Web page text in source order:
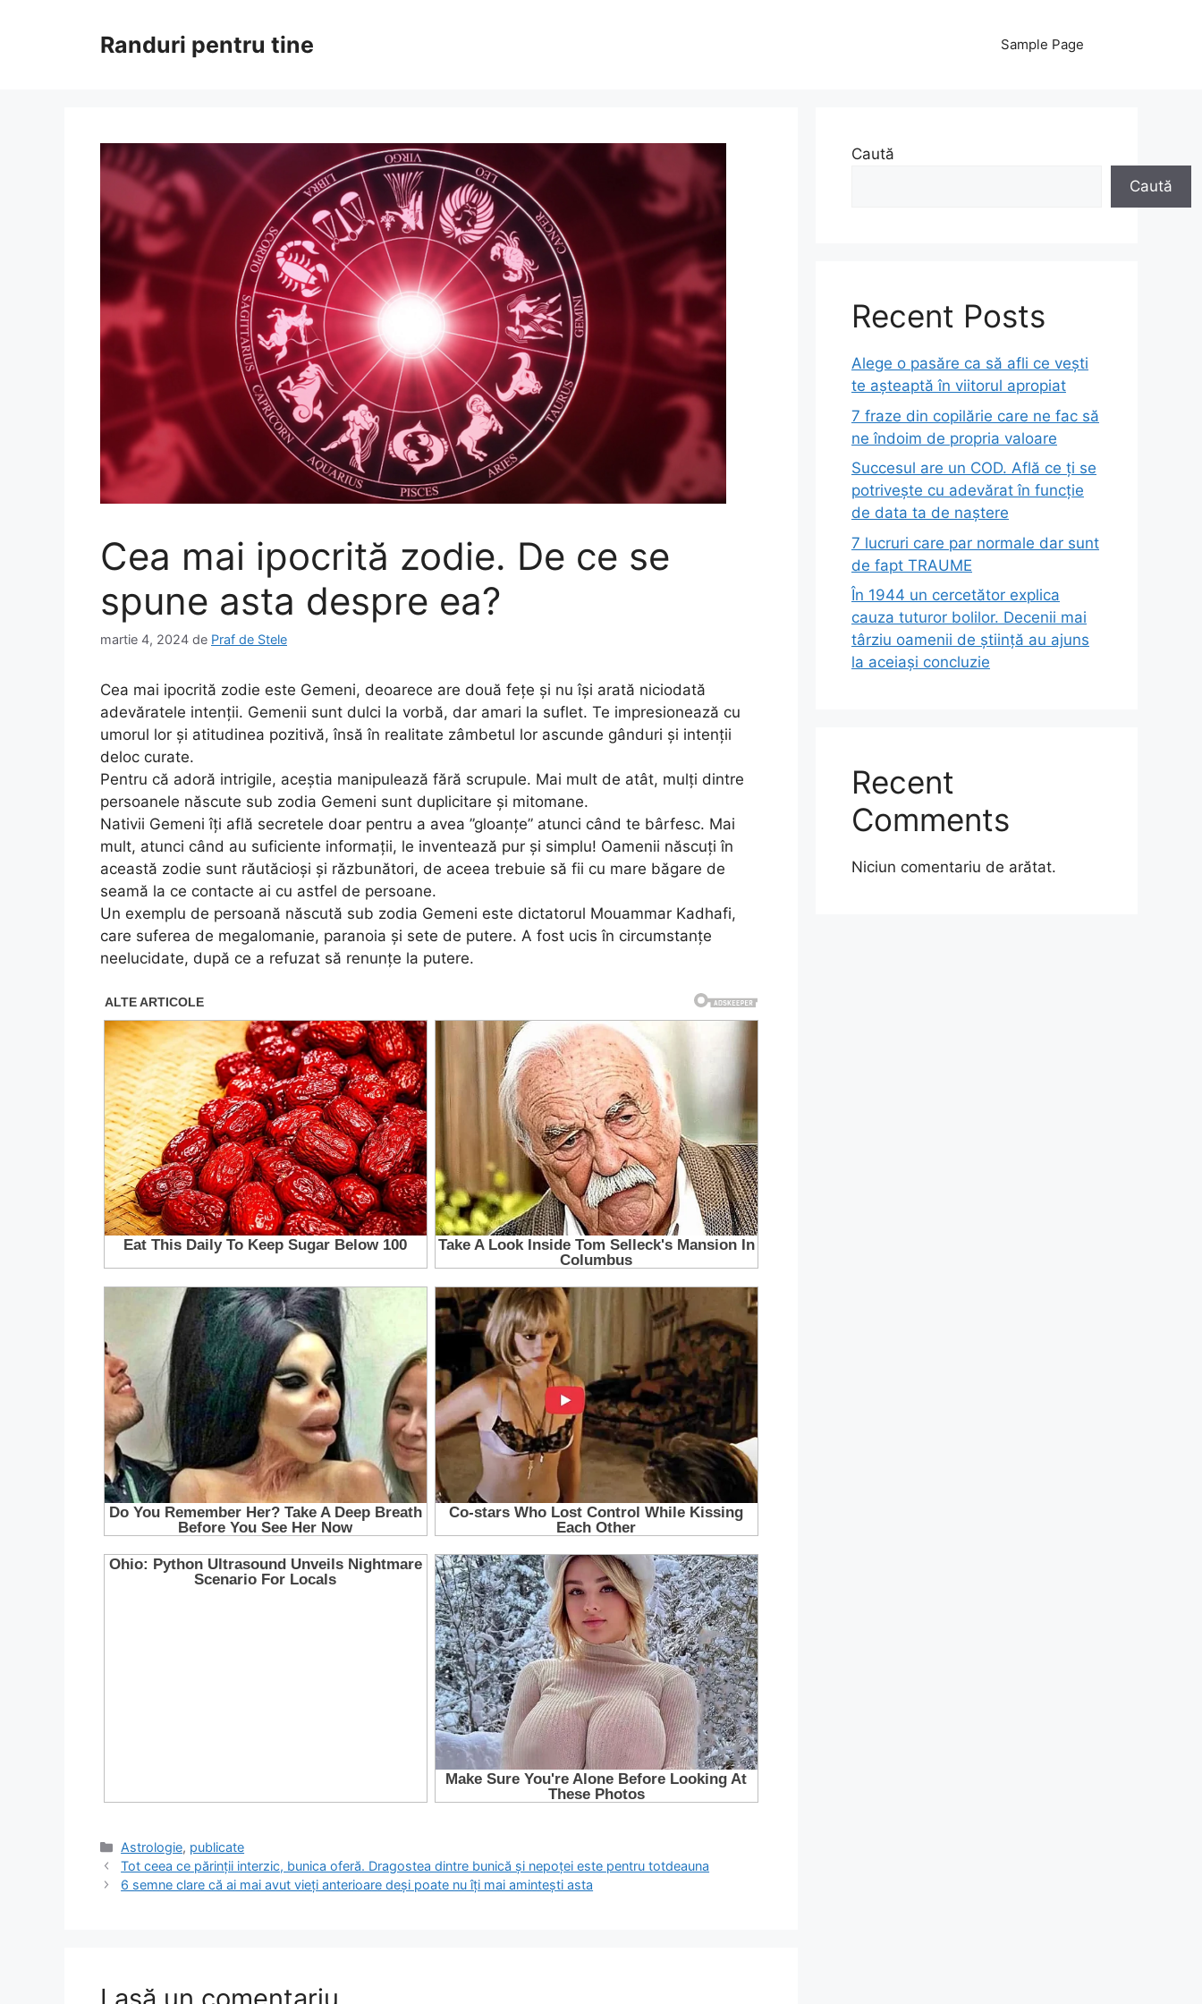
Randuri pentru tine Sample Page
Cea mai ipocrită zodie. De ce se
spune asta despre ea?
martie 4, 2024 de Praf de Stele
Cea mai ipocrită zodie este Gemeni, deoarece are două fețe și nu își arată niciodată
adevăratele intenții. Gemenii sunt dulci la vorbă, dar amari la suflet. Te impresionează cu
umorul lor și atitudinea pozitivă, însă în realitate zâmbetul lor ascunde gânduri și intenții
deloc curate.
Pentru că adoră intrigile, aceștia manipulează fără scrupule. Mai mult de atât, mulți dintre
persoanele născute sub zodia Gemeni sunt duplicitare și mitomane.
Nativii Gemeni îți află secretele doar pentru a avea ”gloanțe” atunci când te bârfesc. Mai
mult, atunci când au suficiente informații, le inventează pur și simplu! Oamenii născuți în
această zodie sunt răutăcioși și răzbunători, de aceea trebuie să fii cu mare băgare de
seamă la ce contacte ai cu astfel de persoane.
Un exemplu de persoană născută sub zodia Gemeni este dictatorul Mouammar Kadhafi,
care suferea de megalomanie, paranoia și sete de putere. A fost ucis în circumstanțe
neelucidate, după ce a refuzat să renunțe la putere.
Categorii
Astrologie, publicate
Tot ceea ce părinții interzic, bunica oferă. Dragostea dintre bunică și nepoței este pentru totdeauna
6 semne clare că ai mai avut vieți anterioare deși poate nu îți mai amintești asta
Caută
Caută
Recent Posts
Alege o pasăre ca să afli ce vești
te așteaptă în viitorul apropiat
7 fraze din copilărie care ne fac să
ne îndoim de propria valoare
Succesul are un COD. Află ce ți se
potrivește cu adevărat în funcție
de data ta de naștere
7 lucruri care par normale dar sunt
de fapt TRAUME
În 1944 un cercetător explica
cauza tuturor bolilor. Decenii mai
târziu oamenii de știință au ajuns
la aceiași concluzie
Recent
Comments
Niciun comentariu de arătat.